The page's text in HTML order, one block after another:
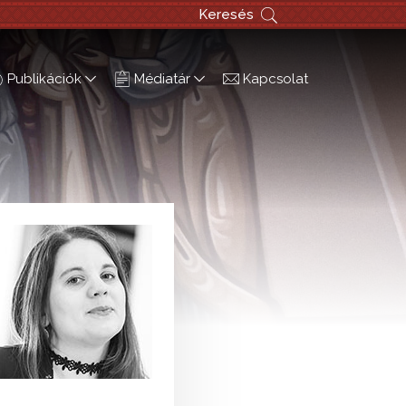
Keresés
Publikációk Médiatár Kapcsolat